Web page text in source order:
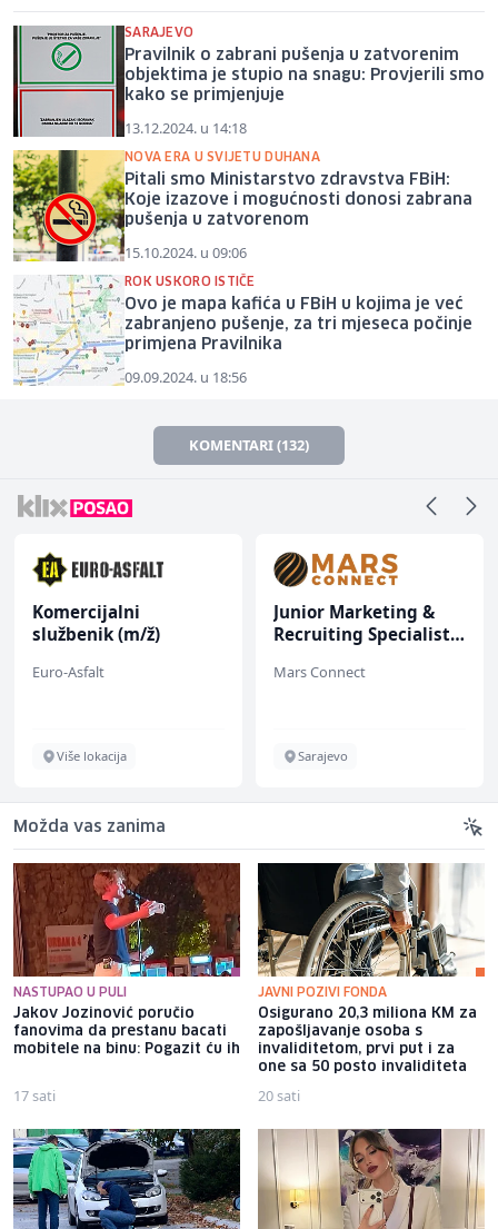
SARAJEVO
Pravilnik o zabrani pušenja u zatvorenim
objektima je stupio na snagu: Provjerili smo
kako se primjenjuje
13.12.2024. u 14:18
NOVA ERA U SVIJETU DUHANA
Pitali smo Ministarstvo zdravstva FBiH:
Koje izazove i mogućnosti donosi zabrana
pušenja u zatvorenom
15.10.2024. u 09:06
ROK USKORO ISTIČE
Ovo je mapa kafića u FBiH u kojima je već
zabranjeno pušenje, za tri mjeseca počinje
primjena Pravilnika
09.09.2024. u 18:56
KOMENTARI (132)
Komercijalni
službenik (m/ž)
Euro-Asfalt
Više lokacija
Junior Marketing &
Recruiting Specialist
Mars Connect
Sarajevo
Možda vas zanima
NASTUPAO U PULI
Jakov Jozinović poručio
fanovima da prestanu bacati
mobitele na binu: Pogazit ću ih
17 sati
JAVNI POZIVI FONDA
Osigurano 20,3 miliona KM za
zapošljavanje osoba s
invaliditetom, prvi put i za
one sa 50 posto invaliditeta
20 sati